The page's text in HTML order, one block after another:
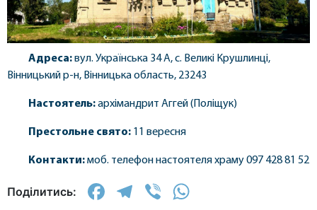
Адреса:вул. Українська 34 А, с. Великі Крушлинці,
Вінницький р-н, Вінницька область, 23243
Настоятель:архімандрит Аггей (Поліщук)
Престольне свято: 11 вересня
Контакти:моб. телефон настоятеля храму 097 428 81 52
Поділитись: Facebook
Telegram
Viber